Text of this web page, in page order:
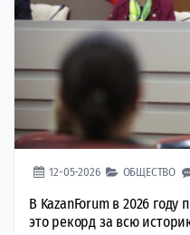
12-05-2026 ОБЩЕСТВО
В KazanForum в 2026
это рекорд за всю